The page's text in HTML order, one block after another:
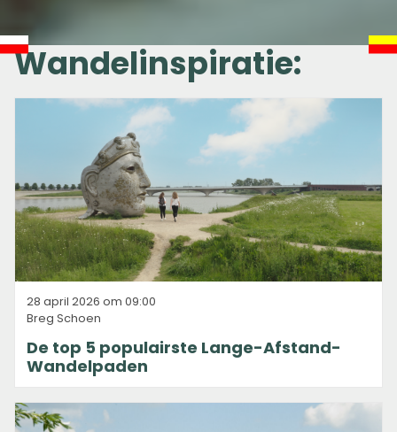
Wandelinspiratie:
28 april 2026 om 09:00
Breg Schoen
De top 5 populairste Lange-Afstand-
Wandelpaden